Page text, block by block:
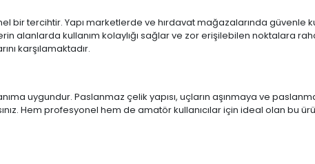
bir tercihtir. Yapı marketlerde ve hırdavat mağazalarında güvenle
alanlarda kullanım kolaylığı sağlar ve zor erişilebilen noktalara
karşılamaktadır.
uygundur. Paslanmaz çelik yapısı, uçların aşınmaya ve
Hem profesyonel hem de amatör kullanıcılar için ideal olan bu